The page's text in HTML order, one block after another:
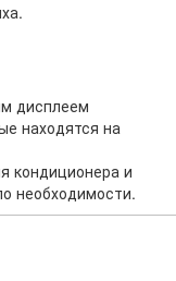
дисплеем
находятся на
кондиционера и
необходимости.